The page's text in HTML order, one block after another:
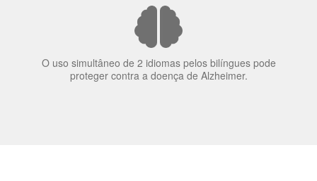
70% dos recrutadores de emprego consideram o
bilinguismo uma qualidade extremamente impressionante
nos candidatos a emprego.